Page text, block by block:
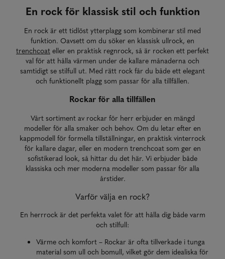
En rock för klassisk stil och funktion
En rock är ett tidlöst ytterplagg som kombinerar stil med
funktion. Oavsett om du söker en klassisk ullrock, en
trenchcoat eller en praktisk regnrock, så är rocken ett perfekt
val för att hålla värmen under de kallare månaderna och
samtidigt se stilfull ut. Med rätt rock får du både ett elegant
och funktionellt plagg som passar för alla tillfällen.
Rockar för alla tillfällen
Vårt sortiment av rockar för herr erbjuder en mängd
modeller för alla smaker och behov. Om du letar efter en
kappmodell för formella tillställningar, en praktisk vinterrock
för kallare dagar, eller en modern trenchcoat som ger en
sofistikerad look, så hittar du det här. Vi erbjuder både
klassiska och mer moderna modeller som passar för alla
årstider.
Varför välja en rock?
En herrrock är det perfekta valet för att hålla dig både varm
och stilfull:
Värme och komfort – Rockar är ofta tillverkade i tunga
material som ull och bomull, vilket gör dem idealiska för